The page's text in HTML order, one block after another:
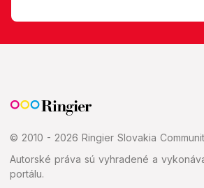
© 2010 - 2026 Ringier Slovakia
Autorské práva sú vyhradené a
portálu.